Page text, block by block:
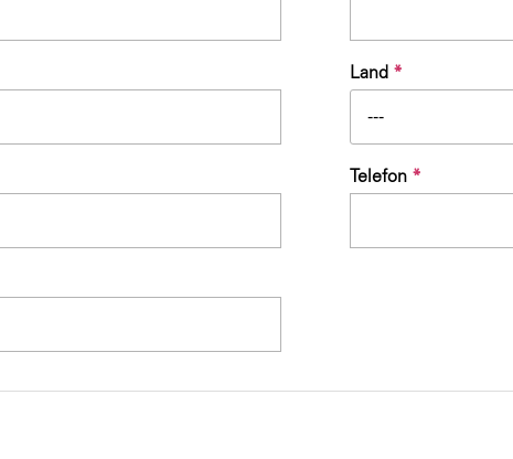
Land *
---
Telefon *